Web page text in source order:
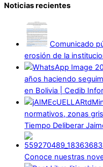
Noticias recientes
Comunicado
erosión de la
años haciendo
en Bolivia | Cedib
normativos, zonas
Tiempo Deliberar
Conoce nuestras